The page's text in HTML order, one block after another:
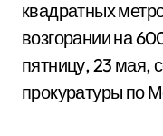
квадратных
возгорании на
пятницу, 23 мая,
прокуратуры по